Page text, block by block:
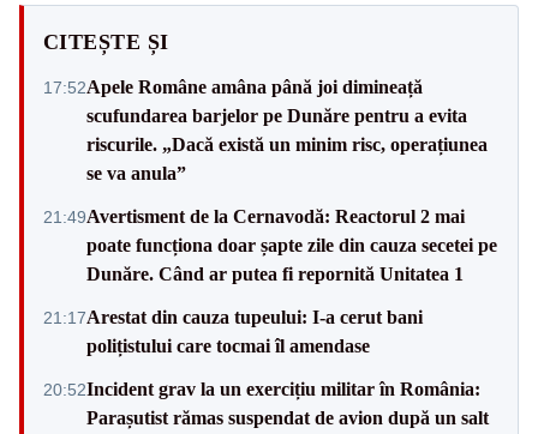
CITEȘTE ȘI
17:52Apele Române amâna până joi dimineață
scufundarea barjelor pe Dunăre pentru a evita
riscurile. „Dacă există un minim risc, operațiunea
se va anula”
21:49Avertisment de la Cernavodă: Reactorul 2 mai
poate funcționa doar șapte zile din cauza secetei pe
Dunăre. Când ar putea fi repornită Unitatea 1
21:17Arestat din cauza tupeului: I-a cerut bani
polițistului care tocmai îl amendase
20:52Incident grav la un exercițiu militar în România:
Parașutist rămas suspendat de avion după un salt